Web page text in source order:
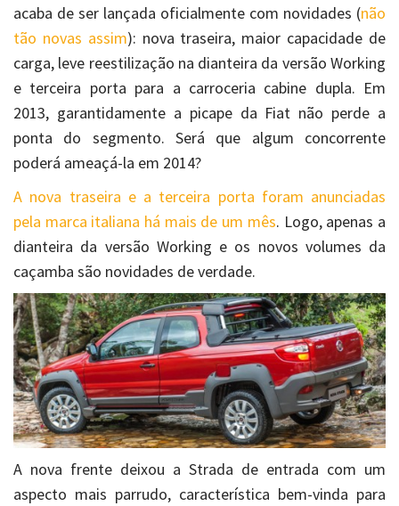
acaba de ser lançada oficialmente com novidades (não
tão novas assim): nova traseira, maior capacidade de
carga, leve reestilização na dianteira da versão Working
e terceira porta para a carroceria cabine dupla. Em
2013, garantidamente a picape da Fiat não perde a
ponta do segmento. Será que algum concorrente
poderá ameaçá-la em 2014?
A nova traseira e a terceira porta foram anunciadas
pela marca italiana há mais de um mês. Logo, apenas a
dianteira da versão Working e os novos volumes da
caçamba são novidades de verdade.
A nova frente deixou a Strada de entrada com um
aspecto mais parrudo, característica bem-vinda para